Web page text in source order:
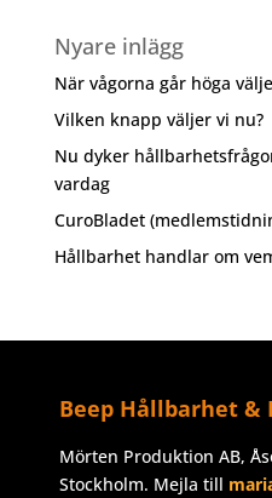
Nyare inlägg
När vågorna går höga
Vilken knapp väljer vi nu?
Nu dyker
vardag
CuroBladet
Hållbarhet handlar om
Beep Hållbarhet
Mörten Produktion AB,
Stockholm. Mejla till